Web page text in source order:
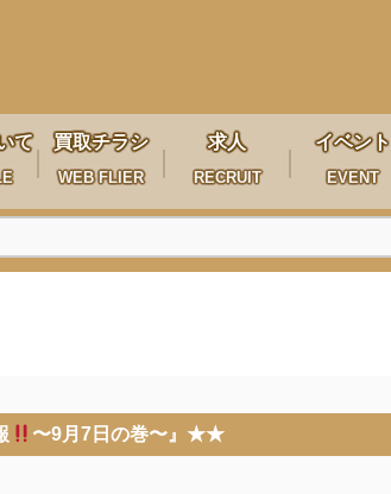
て 買取チラシ
WEB FLIER
求人
RECRUIT
イベント
EVENT
〜9月7日の巻〜』★★